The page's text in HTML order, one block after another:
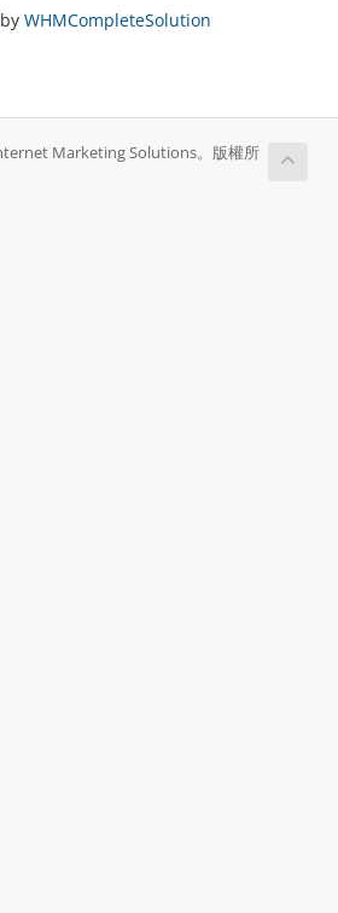
WHMCompleteSolution
Marketing Solutions。版權所